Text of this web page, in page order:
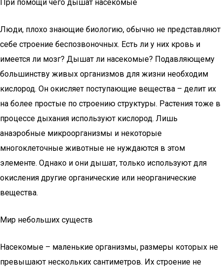
При помощи чего дышат насекомые
Люди, плохо знающие биологию, обычно не представляют
себе строение беспозвоночных. Есть ли у них кровь и
имеется ли мозг? Дышат ли насекомые? Подавляющему
большинству живых организмов для жизни необходим
кислород. Он окисляет поступающие вещества – делит их
на более простые по строению структуры. Растения тоже в
процессе дыхания используют кислород. Лишь
анаэробные микроорганизмы и некоторые
многоклеточные животные не нуждаются в этом
элементе. Однако и они дышат, только используют для
окисления другие органические или неорганические
вещества.
Мир небольших существ
Насекомые – маленькие организмы, размеры которых не
превышают нескольких сантиметров. Их строение не